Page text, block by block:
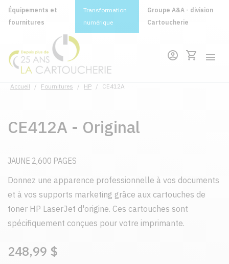
Équipements et
fournitures
Transformation
numérique
Groupe A&A - division
Cartoucherie
Accueil / Fournitures / HP / CE412A
CE412A - Original
JAUNE 2,600 PAGES
Donnez une apparence professionnelle à vos documents
et à vos supports marketing grâce aux cartouches de
toner HP LaserJet d'origine. Ces cartouches sont
spécifiquement conçues pour votre imprimante.
248,99 $